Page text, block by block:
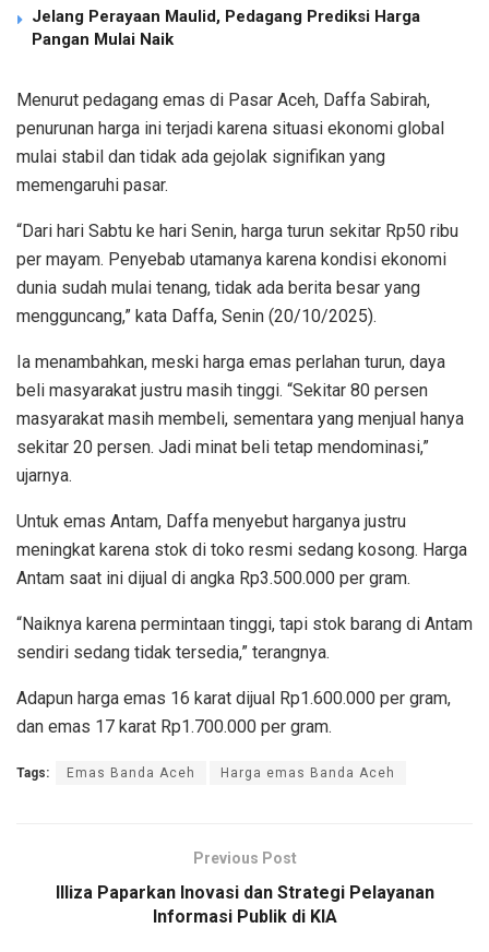
Jelang Perayaan Maulid, Pedagang Prediksi Harga
Pangan Mulai Naik
Menurut pedagang emas di Pasar Aceh, Daffa Sabirah,
penurunan harga ini terjadi karena situasi ekonomi global
mulai stabil dan tidak ada gejolak signifikan yang
memengaruhi pasar.
“Dari hari Sabtu ke hari Senin, harga turun sekitar Rp50 ribu
per mayam. Penyebab utamanya karena kondisi ekonomi
dunia sudah mulai tenang, tidak ada berita besar yang
mengguncang,” kata Daffa, Senin (20/10/2025).
Ia menambahkan, meski harga emas perlahan turun, daya
beli masyarakat justru masih tinggi. “Sekitar 80 persen
masyarakat masih membeli, sementara yang menjual hanya
sekitar 20 persen. Jadi minat beli tetap mendominasi,”
ujarnya.
Untuk emas Antam, Daffa menyebut harganya justru
meningkat karena stok di toko resmi sedang kosong. Harga
Antam saat ini dijual di angka Rp3.500.000 per gram.
“Naiknya karena permintaan tinggi, tapi stok barang di Antam
sendiri sedang tidak tersedia,” terangnya.
Adapun harga emas 16 karat dijual Rp1.600.000 per gram,
dan emas 17 karat Rp1.700.000 per gram.
Tags: Emas Banda Aceh Harga emas Banda Aceh
Previous Post
Illiza Paparkan Inovasi dan Strategi Pelayanan
Informasi Publik di KIA